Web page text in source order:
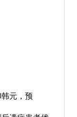
元，预